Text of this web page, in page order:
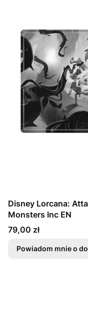
Disney Lorcana:
Monsters Inc EN
Cena
79,00 zł
Powiadom mnie o